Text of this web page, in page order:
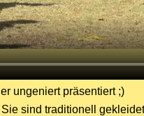
ungeniert präsentiert ;)
sind traditionell